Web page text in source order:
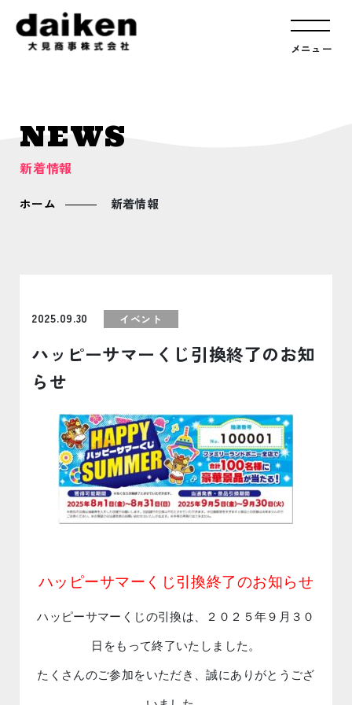
メニュー
NEWS
新着情報
ホーム 新着情報
2025.09.30 イベント
ハッピーサマーくじ引換終了のお知
らせ
ハッピーサマーくじ引換終了のお知らせ
ハッピーサマーくじの引換は、２０２５年９月３０
日をもって終了いたしました。
たくさんのご参加をいただき、誠にありがとうござ